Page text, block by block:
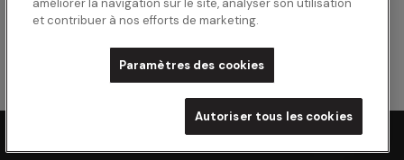
améliorer la navigation sur le site, analyser son utilisation
et contribuer à nos efforts de marketing.
Paramètres des cookies
Autoriser tous les cookies